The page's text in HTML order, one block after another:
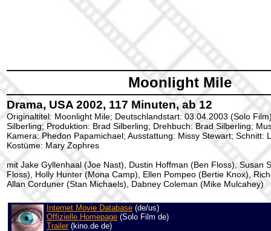
Moonlight Mile
Drama, USA 2002, 117 Minuten, ab 12
Originaltitel: Moonlight Mile; Deutschlandstart: 03.04.2003 (Solo
Silberling; Produktion: Brad Silberling; Drehbuch: Brad Silberling;
Kamera: Phedon Papamichael; Ausstattung: Missy Stewart; Schnitt:
Kostüme: Mary Zophres
mit Jake Gyllenhaal (Joe Nast), Dustin Hoffman (Ben Floss), Susan
Floss), Holly Hunter (Mona Camp), Ellen Pompeo (Bertie Knox),
Allan Corduner (Stan Michaels), Dabney Coleman (Mike Mulcahey)
Internet Movie Database (de/us)
Offizielle Homepage (Solo Film de)
Trailer(kino.de de)